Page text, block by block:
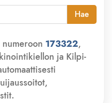
Hae
numeroon 173322,
ja Kilpi-